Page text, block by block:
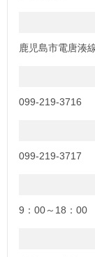
鹿児島市電唐湊
099-219-3716
099-219-3717
9：00～18：00